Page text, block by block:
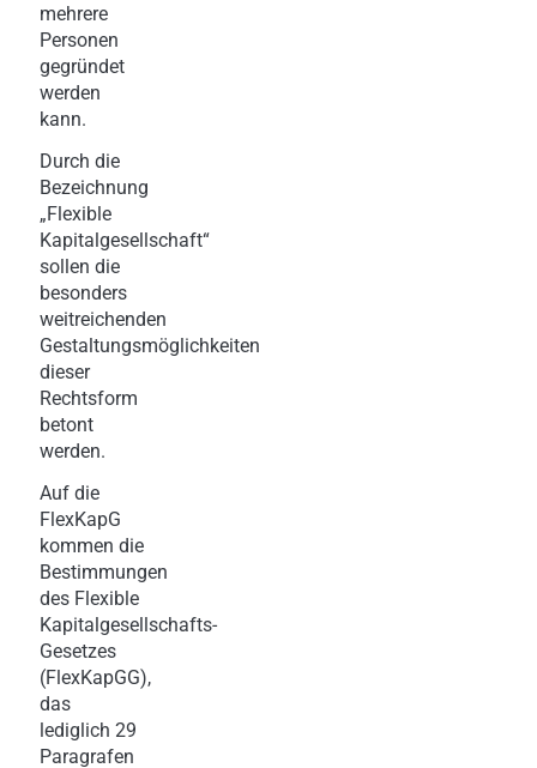
mehrere
Personen
gegründet
werden
kann.
Durch die
Bezeichnung
„Flexible
Kapitalgesellschaft“
sollen die
besonders
weitreichenden
Gestaltungsmöglichkeiten
dieser
Rechtsform
betont
werden.
Auf die
FlexKapG
kommen die
Bestimmungen
des Flexible
Kapitalgesellschafts-
Gesetzes
(FlexKapGG),
das
lediglich 29
Paragrafen